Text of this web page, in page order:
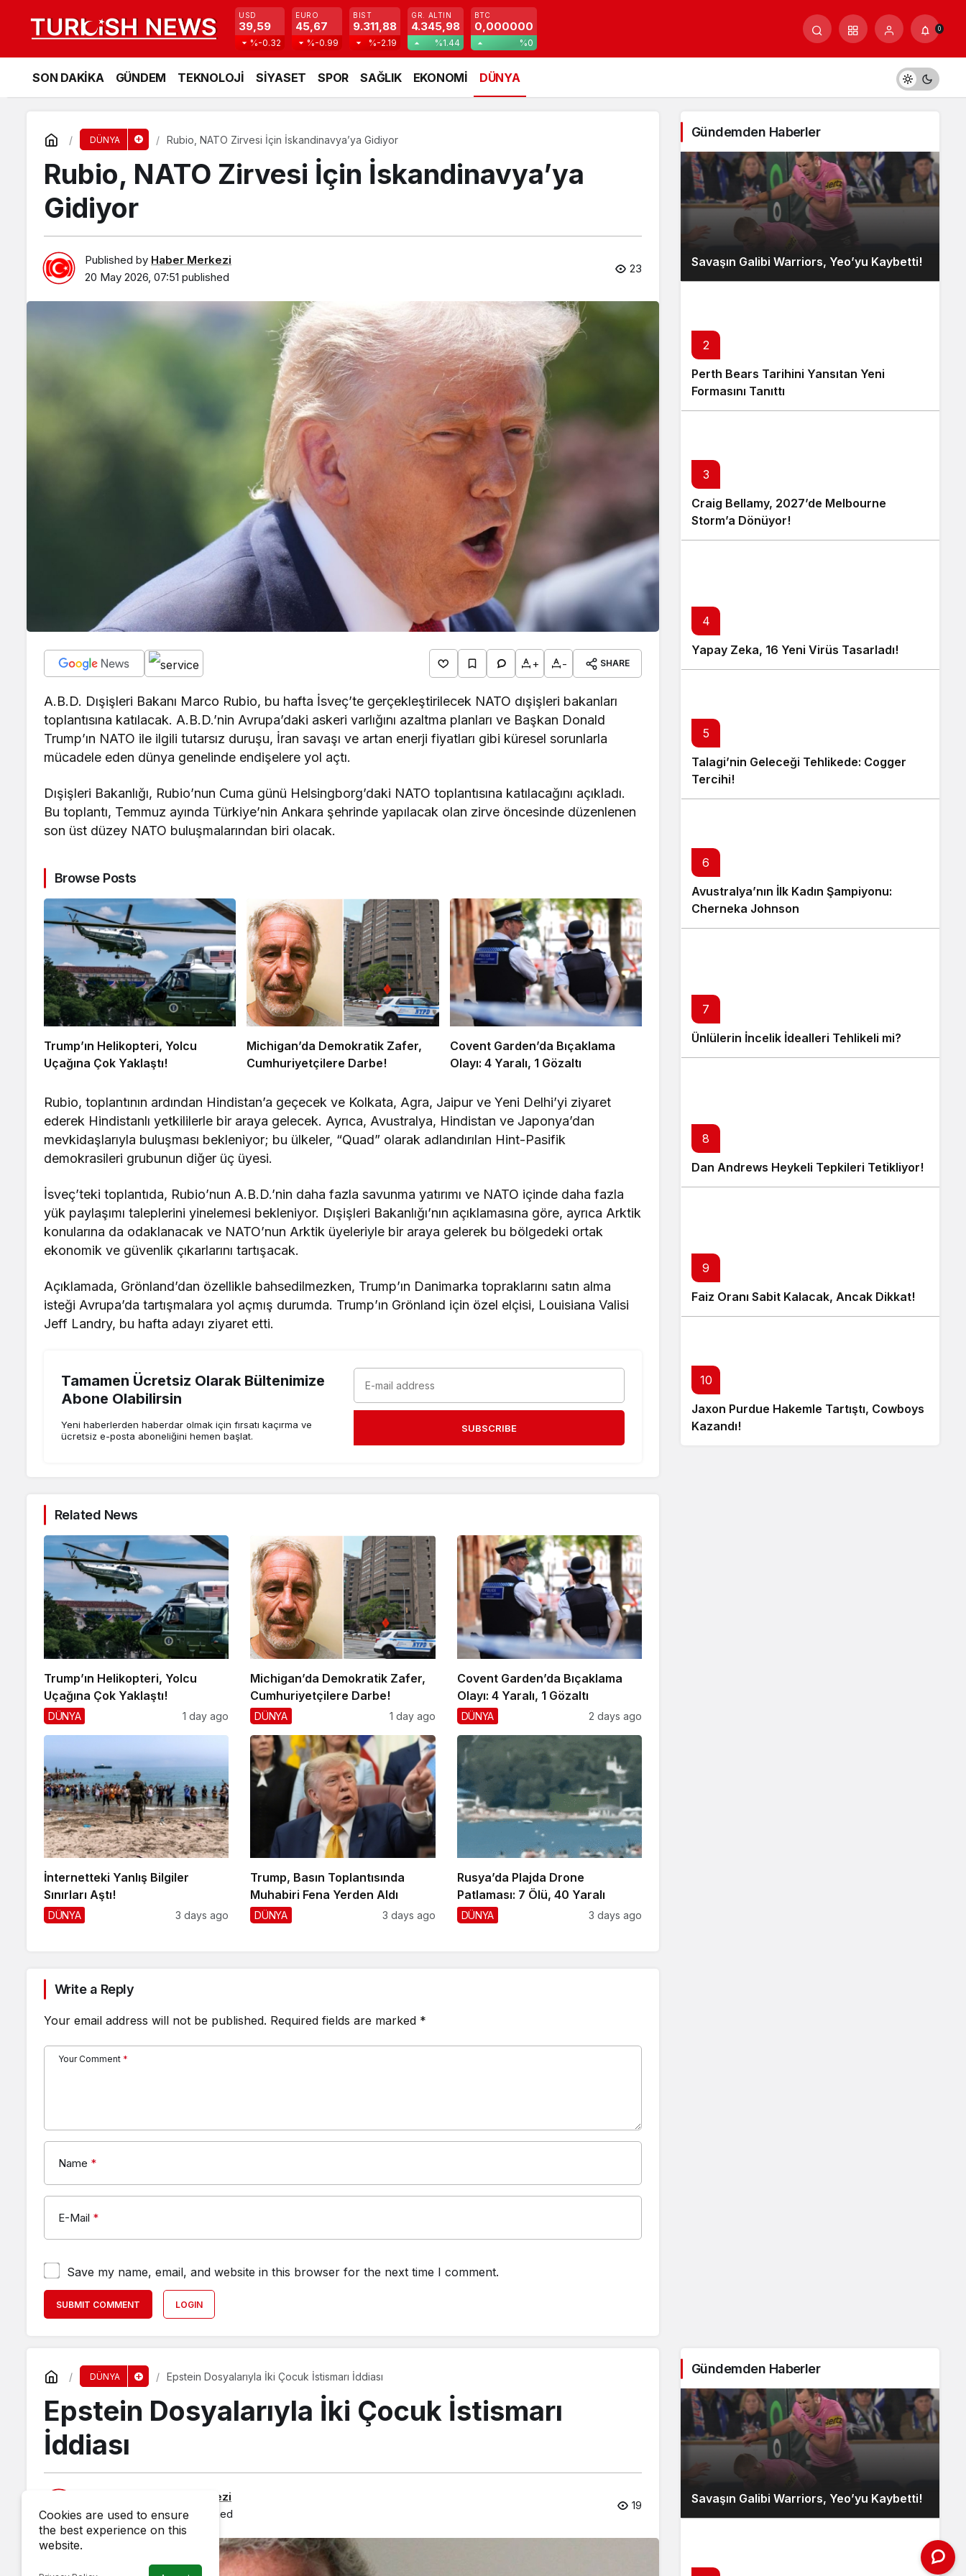
USD
39,59
%-0.32
EURO
45,67
%-0.99
BIST
9.311,88
%-2.19
GR. ALTIN
4.345,98
%1.44
BTC
0,000000
%0
0
SON DAKİKA GÜNDEM TEKNOLOJİ SİYASET SPOR SAĞLIK EKONOMİ DÜNYA
DÜNYA Rubio, NATO Zirvesi İçin İskandinavya’ya Gidiyor
Rubio, NATO Zirvesi İçin İskandinavya’ya
Gidiyor
Published by Haber Merkezi
20 May 2026, 07:51 published
23
+ - SHARE
A.B.D. Dışişleri Bakanı Marco Rubio, bu hafta İsveç’te gerçekleştirilecek NATO dışişleri bakanları
toplantısına katılacak. A.B.D.’nin Avrupa’daki askeri varlığını azaltma planları ve Başkan Donald
Trump’ın NATO ile ilgili tutarsız duruşu, İran savaşı ve artan enerji fiyatları gibi küresel sorunlarla
mücadele eden dünya genelinde endişelere yol açtı.
Dışişleri Bakanlığı, Rubio’nun Cuma günü Helsingborg’daki NATO toplantısına katılacağını açıkladı.
Bu toplantı, Temmuz ayında Türkiye’nin Ankara şehrinde yapılacak olan zirve öncesinde düzenlenen
son üst düzey NATO buluşmalarından biri olacak.
Browse Posts
Trump’ın Helikopteri, Yolcu
Uçağına Çok Yaklaştı!
Michigan’da Demokratik Zafer,
Cumhuriyetçilere Darbe!
Covent Garden’da Bıçaklama
Olayı: 4 Yaralı, 1 Gözaltı
Rubio, toplantının ardından Hindistan’a geçecek ve Kolkata, Agra, Jaipur ve Yeni Delhi’yi ziyaret
ederek Hindistanlı yetkililerle bir araya gelecek. Ayrıca, Avustralya, Hindistan ve Japonya’dan
mevkidaşlarıyla buluşması bekleniyor; bu ülkeler, “Quad” olarak adlandırılan Hint-Pasifik
demokrasileri grubunun diğer üç üyesi.
İsveç’teki toplantıda, Rubio’nun A.B.D.’nin daha fazla savunma yatırımı ve NATO içinde daha fazla
yük paylaşımı taleplerini yinelemesi bekleniyor. Dışişleri Bakanlığı’nın açıklamasına göre, ayrıca Arktik
konularına da odaklanacak ve NATO’nun Arktik üyeleriyle bir araya gelerek bu bölgedeki ortak
ekonomik ve güvenlik çıkarlarını tartışacak.
Açıklamada, Grönland’dan özellikle bahsedilmezken, Trump’ın Danimarka topraklarını satın alma
isteği Avrupa’da tartışmalara yol açmış durumda. Trump’ın Grönland için özel elçisi, Louisiana Valisi
Jeff Landry, bu hafta adayı ziyaret etti.
Tamamen Ücretsiz Olarak Bültenimize
Abone Olabilirsin
Yeni haberlerden haberdar olmak için fırsatı kaçırma ve
ücretsiz e-posta aboneliğini hemen başlat.
SUBSCRIBE
Related News
Trump’ın Helikopteri, Yolcu
Uçağına Çok Yaklaştı!
DÜNYA 1 day ago
Michigan’da Demokratik Zafer,
Cumhuriyetçilere Darbe!
DÜNYA 1 day ago
Covent Garden’da Bıçaklama
Olayı: 4 Yaralı, 1 Gözaltı
DÜNYA 2 days ago
İnternetteki Yanlış Bilgiler
Sınırları Aştı!
DÜNYA 3 days ago
Trump, Basın Toplantısında
Muhabiri Fena Yerden Aldı
DÜNYA 3 days ago
Rusya’da Plajda Drone
Patlaması: 7 Ölü, 40 Yaralı
DÜNYA 3 days ago
Write a Reply
Your email address will not be published. Required fields are marked *
Your Comment *
Name *
E-Mail *
Save my name, email, and website in this browser for the next time I comment.
SUBMIT COMMENT LOGIN
Gündemden Haberler
Savaşın Galibi Warriors, Yeo’yu Kaybetti!
2
Perth Bears Tarihini Yansıtan Yeni
Formasını Tanıttı
3
Craig Bellamy, 2027’de Melbourne
Storm’a Dönüyor!
4
Yapay Zeka, 16 Yeni Virüs Tasarladı!
5
Talagi’nin Geleceği Tehlikede: Cogger
Tercihi!
6
Avustralya’nın İlk Kadın Şampiyonu:
Cherneka Johnson
7
Ünlülerin İncelik İdealleri Tehlikeli mi?
8
Dan Andrews Heykeli Tepkileri Tetikliyor!
9
Faiz Oranı Sabit Kalacak, Ancak Dikkat!
10
Jaxon Purdue Hakemle Tartıştı, Cowboys
Kazandı!
DÜNYA Epstein Dosyalarıyla İki Çocuk İstismarı İddiası
Epstein Dosyalarıyla İki Çocuk İstismarı
İddiası
Haber Merkezi
20 May 2026, 06:50published
19
Gündemden Haberler
Savaşın Galibi Warriors, Yeo’yu Kaybetti!
Cookies are used to ensure
the best experience on this
website.